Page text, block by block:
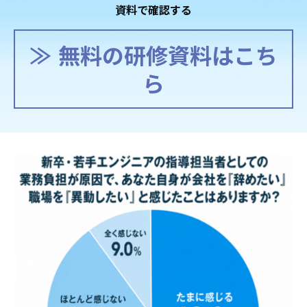
資料で確認する
無料の研修資料はこち
ら